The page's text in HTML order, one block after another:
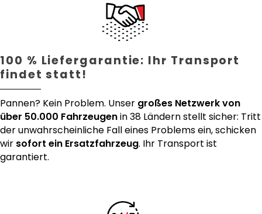
100 % Liefergarantie: Ihr Transport
findet statt!
Pannen? Kein Problem. Unser großes Netzwerk von
über 50.000 Fahrzeugenin 38 Ländern stellt sicher: Tritt
der unwahrscheinliche Fall eines Problems ein, schicken
wir sofort ein Ersatzfahrzeug. Ihr Transport ist
garantiert.